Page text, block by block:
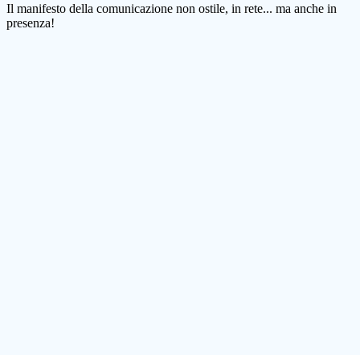
Il manifesto della comunicazione non ostile, in rete... ma anche in
presenza!